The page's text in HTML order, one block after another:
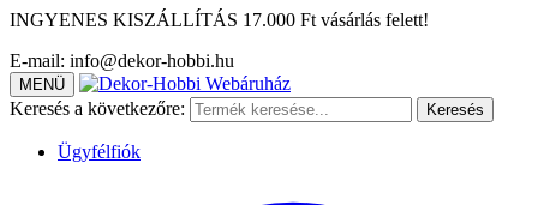
INGYENES KISZÁLLÍTÁS 17.000 Ft vásárlás felett!
E-mail: info@dekor-hobbi.hu
MENÜ
Keresés a következőre: Keresés
Ügyfélfiók